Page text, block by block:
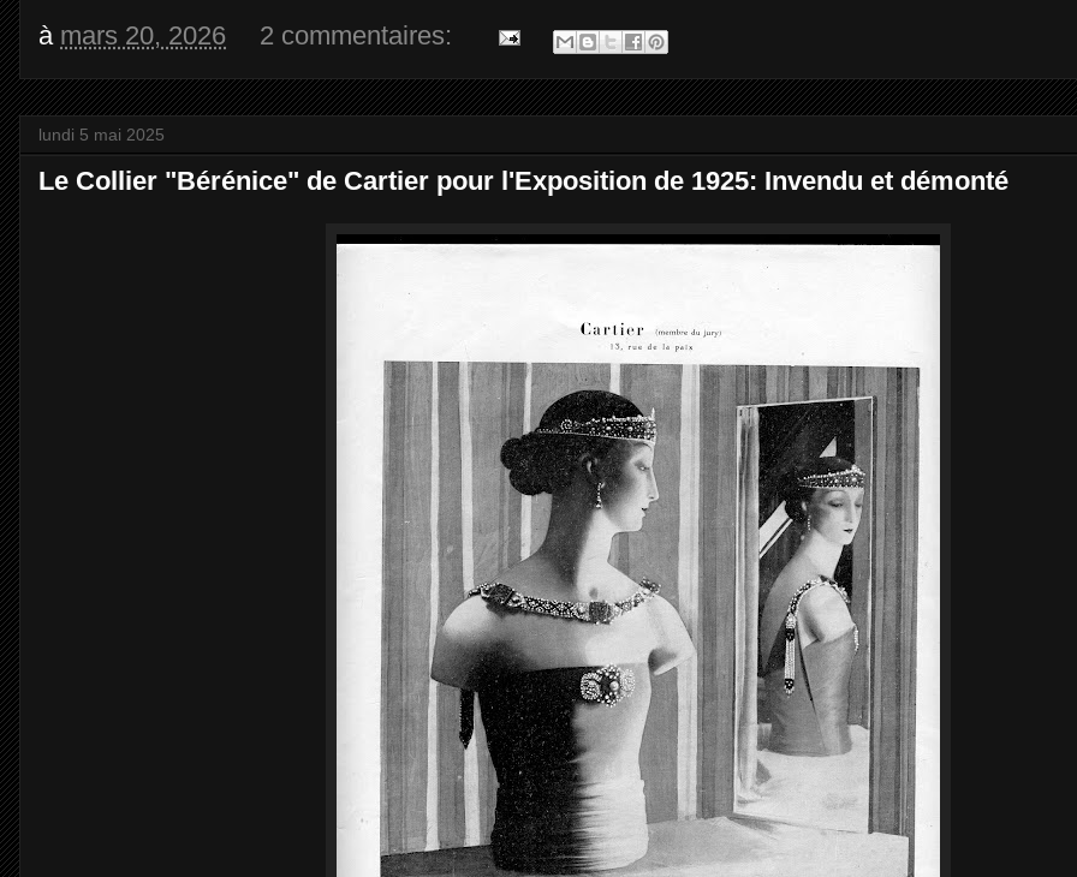
à mars 20, 2026 2 commentaires:
lundi 5 mai 2025
Le Collier "Bérénice" de Cartier pour l'Exposition de 1925: Invendu et démonté